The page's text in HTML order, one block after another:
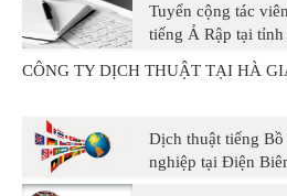
Tuyển cộng tác
tiếng Ả Rập tại
CÔNG TY DỊCH THUẬT TẠI HÀ
Dịch thuật tiếng
nghiệp tại Điện